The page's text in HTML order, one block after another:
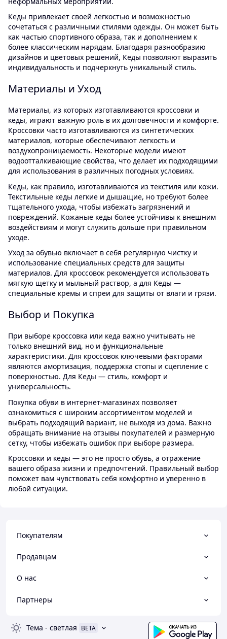
Кеды привлекает своей легкостью и возможностью
сочетаться с различными стилями одежды. Он может быть
как частью спортивного образа, так и дополнением к
более классическим нарядам. Благодаря разнообразию
дизайнов и цветовых решений, Кеды позволяют выразить
индивидуальность и подчеркнуть уникальный стиль.
Материалы и Уход
Материалы, из которых изготавливаются кроссовки и
кеды, играют важную роль в их долговечности и комфорте.
Кроссовки часто изготавливаются из синтетических
материалов, которые обеспечивают легкость и
воздухопроницаемость. Некоторые модели имеют
водоотталкивающие свойства, что делает их подходящими
для использования в различных погодных условиях.
Кеды, как правило, изготавливаются из текстиля или кожи.
Текстильные кеды легкие и дышащие, но требуют более
тщательного ухода, чтобы избежать загрязнений и
повреждений. Кожаные кеды более устойчивы к внешним
воздействиям и могут служить дольше при правильном
уходе.
Уход за обувью включает в себя регулярную чистку и
использование специальных средств для защиты
материалов. Для кроссовок рекомендуется использовать
мягкую щетку и мыльный раствор, а для Кеды —
специальные кремы и спреи для защиты от влаги и грязи.
Выбор и Покупка
При выборе кроссовка или кеда важно учитывать не
только внешний вид, но и функциональные
характеристики. Для кроссовок ключевыми факторами
являются амортизация, поддержка стопы и сцепление с
поверхностью. Для Кеды — стиль, комфорт и
универсальность.
Покупка обуви в интернет-магазинах позволяет
ознакомиться с широким ассортиментом моделей и
выбрать подходящий вариант, не выходя из дома. Важно
обращать внимание на отзывы покупателей и размерную
сетку, чтобы избежать ошибок при выборе размера.
Кроссовки и кеды — это не просто обувь, а отражение
вашего образа жизни и предпочтений. Правильный выбор
поможет вам чувствовать себя комфортно и уверенно в
любой ситуации.
Покупателям
Продавцам
О нас
Партнеры
Тема - светлая BETA